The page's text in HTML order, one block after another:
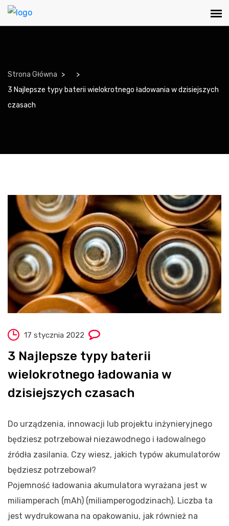
Strona Główna
3 Najlepsze typy baterii wielokrotnego ładowania w dzisiejszych
czasach
17 stycznia 2022
3 Najlepsze typy baterii
wielokrotnego ładowania w
dzisiejszych czasach
Do urządzenia, innowacji lub projektu inżynieryjnego
będziesz potrzebował niezawodnego i ładowalnego
źródła zasilania. Czy wiesz, jakich typów akumulatorów
będziesz potrzebował?
Pojemność ładowania akumulatora wyrażana jest w
miliamperach (mAh) (miliamperogodzinach). Liczba ta
jest wydrukowana na opakowaniu, jak również na